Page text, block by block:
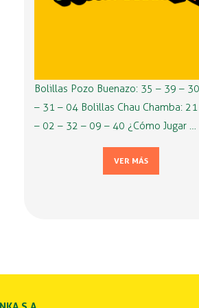
Bolillas Pozo Buenazo: 35 – 39 –
– 31 – 04 Bolillas Chau Chamba:
– 02 – 32 – 09 – 40 ¿Cómo Jugar …
VER MÁS